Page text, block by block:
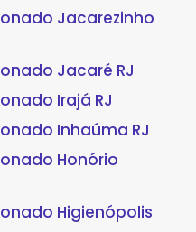
Jacarezinho
Jacaré RJ
Irajá RJ
Inhaúma RJ
Honório
Higienópolis